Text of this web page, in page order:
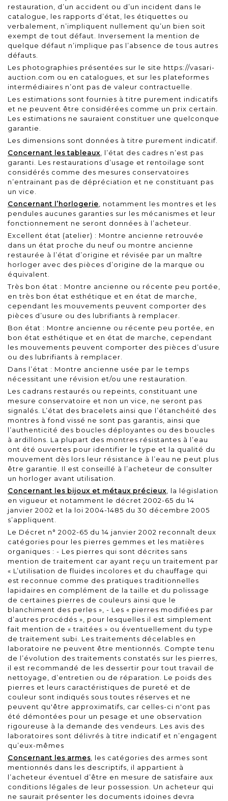
restauration, d’un accident ou d’un incident dans le
catalogue, les rapports d’état, les étiquettes ou
verbalement, n’impliquent nullement qu’un bien soit
exempt de tout défaut. Inversement la mention de
quelque défaut n’implique pas l’absence de tous autres
défauts.
Les photographies présentées sur le site https://vasari-
auction.com ou en catalogues, et sur les plateformes
intermédiaires n’ont pas de valeur contractuelle.
Les estimations sont fournies à titre purement indicatifs
et ne peuvent être considérées comme un prix certain.
Les estimations ne sauraient constituer une quelconque
garantie.
Les dimensions sont données à titre purement indicatif.
Concernant les tableaux , l’état des cadres n’est pas
garanti. Les restaurations d’usage et rentoilage sont
considérés comme des mesures conservatoires
n’entrainant pas de dépréciation et ne constituant pas
un vice.
Concernant l’horlogerie , notamment les montres et les
pendules aucunes garanties sur les mécanismes et leur
fonctionnement ne seront données à l’acheteur.
Excellent état (atelier) : Montre ancienne retrouvée
dans un état proche du neuf ou montre ancienne
restaurée à l’état d’origine et révisée par un maître
horloger avec des pièces d’origine de la marque ou
équivalent.
Très bon état : Montre ancienne ou récente peu portée,
en très bon état esthétique et en état de marche,
cependant les mouvements peuvent comporter des
pièces d’usure ou des lubrifiants à remplacer.
Bon état : Montre ancienne ou récente peu portée, en
bon état esthétique et en état de marche, cependant
les mouvements peuvent comporter des pièces d’usure
ou des lubrifiants à remplacer.
Dans l’état : Montre ancienne usée par le temps
nécessitant une révision et/ou une restauration.
Les cadrans restaurés ou repeints, constituant une
mesure conservatoire et non un vice, ne seront pas
signalés. L’état des bracelets ainsi que l’étanchéité des
montres à fond vissé ne sont pas garantis, ainsi que
l’authenticité des boucles déployantes ou des boucles
à ardillons. La plupart des montres résistantes à l’eau
ont été ouvertes pour identifier le type et la qualité du
mouvement dès lors leur résistance à l’eau ne peut plus
être garantie. Il est conseillé à l’acheteur de consulter
un horloger avant utilisation.
Concernant les bijoux et métaux précieux , la législation
en vigueur et notamment le décret 2002-65 du 14
janvier 2002 et la loi 2004-1485 du 30 décembre 2005
s’appliquent.
Le Décret n° 2002-65 du 14 janvier 2002 reconnaît deux
catégories pour les pierres gemmes et les matières
organiques : - Les pierres qui sont décrites sans
mention de traitement car ayant reçu un traitement par
« L’utilisation de fluides incolores et du chauffage qui
est reconnue comme des pratiques traditionnelles
lapidaires en complément de la taille et du polissage
de certaines pierres de couleurs ainsi que le
blanchiment des perles », - Les « pierres modifiées par
d’autres procédés », pour lesquelles il est simplement
fait mention de « traitées » ou éventuellement du type
de traitement subi. Les traitements décelables en
laboratoire ne peuvent être mentionnés. Compte tenu
de l’évolution des traitements constatés sur les pierres,
il est recommandé de les dessertir pour tout travail de
nettoyage, d’entretien ou de réparation. Le poids des
pierres et leurs caractéristiques de pureté et de
couleur sont indiqués sous toutes réserves et ne
peuvent qu'être approximatifs, car celles-ci n'ont pas
été démontées pour un pesage et une observation
rigoureuse à la demande des vendeurs. Les avis des
laboratoires sont délivrés à titre indicatif et n’engagent
qu’eux-mêmes
Concernant les armes , les catégories des armes sont
mentionnés dans les descriptifs, il appartient à
l’acheteur éventuel d’être en mesure de satisfaire aux
conditions légales de leur possession. Un acheteur qui
ne saurait présenter les documents idoines devra